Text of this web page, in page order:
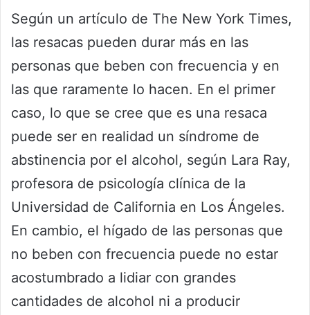
Según un artículo de The New York Times,
las resacas pueden durar más en las
personas que beben con frecuencia y en
las que raramente lo hacen. En el primer
caso, lo que se cree que es una resaca
puede ser en realidad un síndrome de
abstinencia por el alcohol, según Lara Ray,
profesora de psicología clínica de la
Universidad de California en Los Ángeles.
En cambio, el hígado de las personas que
no beben con frecuencia puede no estar
acostumbrado a lidiar con grandes
cantidades de alcohol ni a producir